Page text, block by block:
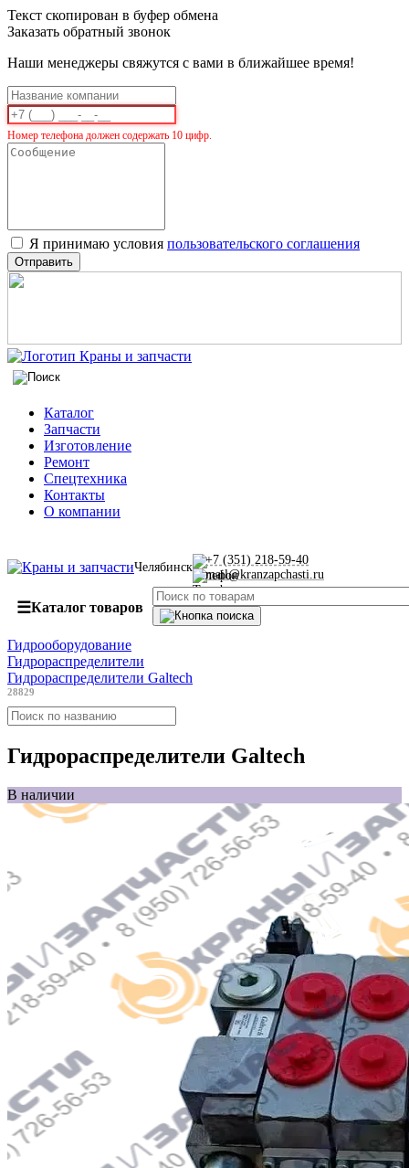
Текст скопирован в буфер обмена
Заказать обратный звонок
Наши менеджеры свяжутся с вами в ближайшее время!
Номер телефона должен содержать 10 цифр.
Я принимаю условия пользовательского соглашения
Отправить
Каталог
Запчасти
Изготовление
Ремонт
Спецтехника
Контакты
О компании
Челябинск
+7 (351) 218-59-40
mail@kranzapchasti.ru
☰Каталог товаров
Гидрооборудование
Гидрораспределители
Гидрораспределители Galtech
28829
Гидрораспределители Galtech
В наличии